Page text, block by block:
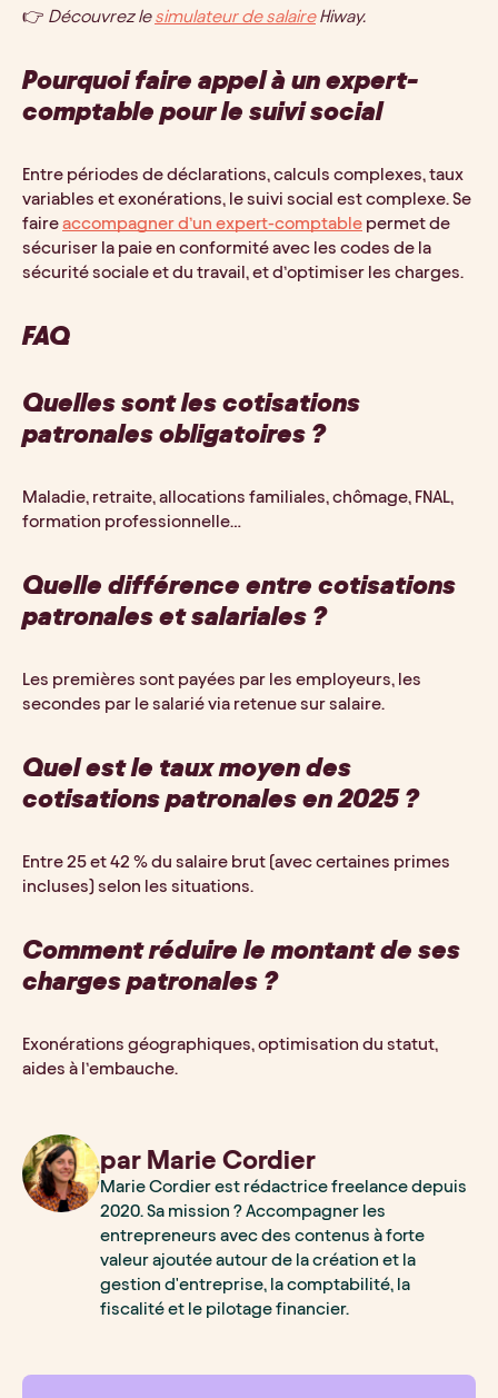
👉 Découvrez lesimulateur de salaireHiway.
Pourquoi faire appel à un expert-
comptable pour le suivi social
Entre périodes de déclarations, calculs complexes, taux
variables et exonérations, le suivi social est complexe. Se
faireaccompagner d’un expert-comptable permet de
sécuriser la paie en conformité avec les codes de la
sécurité sociale et du travail, et d’optimiser les charges.
FAQ
Quelles sont les cotisations
patronales obligatoires ?
Maladie, retraite, allocations familiales, chômage, FNAL,
formation professionnelle…
Quelle différence entre cotisations
patronales et salariales ?
Les premières sont payées par les employeurs, les
secondes par le salarié via retenue sur salaire.
Quel est le taux moyen des
cotisations patronales en 2025 ?
Entre 25 et 42 % du salaire brut (avec certaines primes
incluses) selon les situations.
Comment réduire le montant de ses
charges patronales ?
Exonérations géographiques, optimisation du statut,
aides à l’embauche.
par Marie Cordier
Marie Cordier est rédactrice freelance depuis
2020. Sa mission ? Accompagner les
entrepreneurs avec des contenus à forte
valeur ajoutée autour de la création et la
gestion d'entreprise, la comptabilité, la
fiscalité et le pilotage financier.